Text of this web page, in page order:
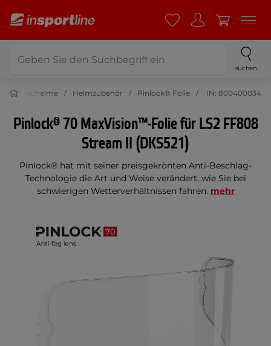
suchen
Motorradhelme Helmzubehör Pinlock® Folie IN: 800400034
Pinlock® 70 MaxVision™-Folie für LS2 FF808
Stream II (DKS521)
Pinlock® hat mit seiner preisgekrönten Anti-Beschlag-
Technologie die Art und Weise verändert, wie Sie bei
schwierigen Wetterverhältnissen fahren. mehr